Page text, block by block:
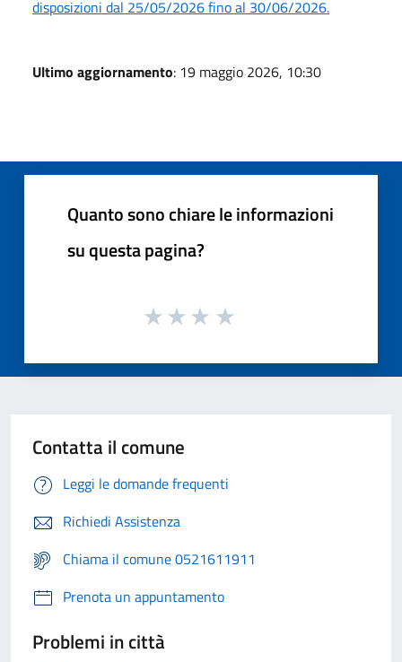
disposizioni dal 25/05/2026 fino al 30/06/2026.
Ultimo aggiornamento: 19 maggio 2026, 10:30
Quanto sono chiare le informazioni
su questa pagina?
Contatta il comune
Leggi le domande frequenti
Richiedi Assistenza
Chiama il comune 0521611911
Prenota un appuntamento
Problemi in città